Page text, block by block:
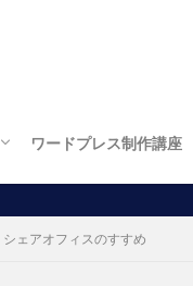
作
ィングページ制作）
ク
問設定サービス
ワードプレス制作講座
シェアオフィスのすすめ